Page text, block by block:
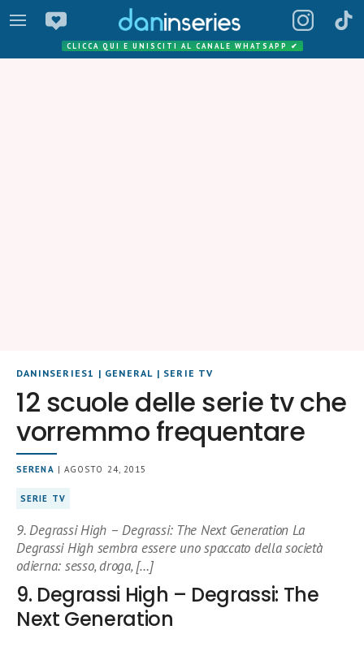
CLICCA QUI E UNISCITI AL CANALE WHATSAPP ✔
DANINSERIES1 | GENERAL | SERIE TV
12 scuole delle serie tv che
vorremmo frequentare
SERENA | AGOSTO 24, 2015
SERIE TV
9. Degrassi High – Degrassi: The Next Generation La
Degrassi High sembra essere uno spaccato della società
odierna: sesso, droga, […]
9. Degrassi High – Degrassi: The
Next Generation